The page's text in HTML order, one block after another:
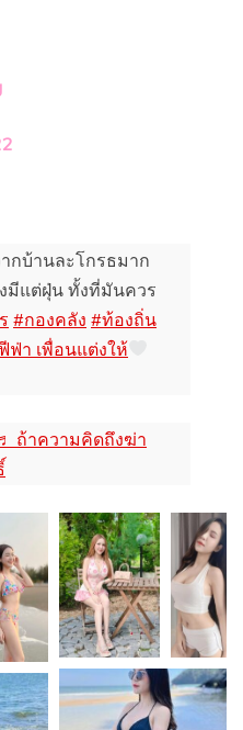
กบ้านละโกรธมาก
มีแต่ฝุ่น ทั้งที่มันควร
#กองคลัง #ท้องถิ่น
ฟ่า เพื่อนแต่งให้
ถ้าความคิดถึงฆ่า